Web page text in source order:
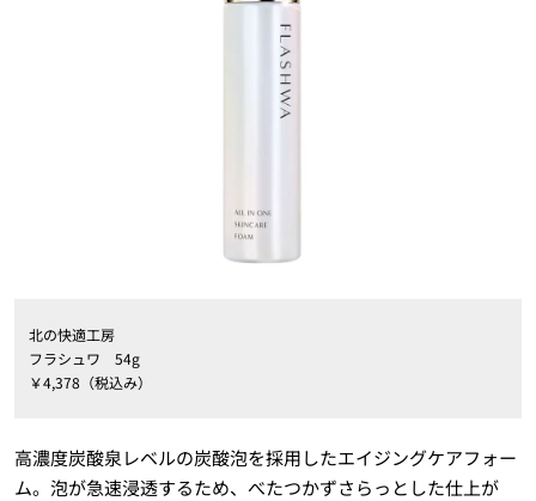
北の快適工房
フラシュワ 54g
￥4,378（税込み）
高濃度炭酸泉レベルの炭酸泡を採用したエイジングケアフォー
ム。泡が急速浸透するため、べたつかずさらっとした仕上が